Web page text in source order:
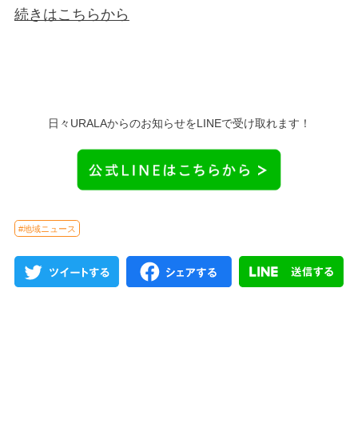
続きはこちらから
日々URALAからのお知らせをLINEで受け取れます！
#地域ニュース